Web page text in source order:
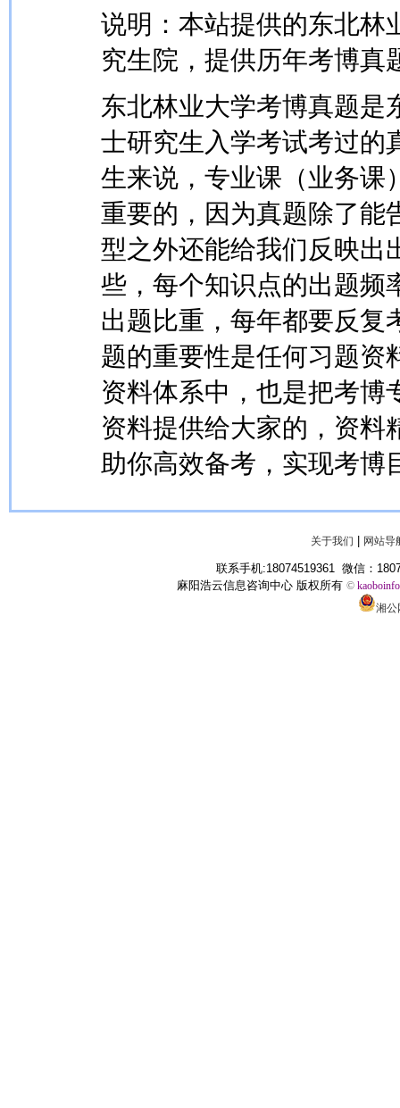
说明：本站提供的东北林
究生院，提供历年考博真
东北林业大学考博真题是
士研究生入学考试考过的
生来说，专业课（业务课
重要的，因为真题除了能
型之外还能给我们反映出
些，每个知识点的出题频
出题比重，每年都要反复
题的重要性是任何习题资
资料体系中，也是把考博
资料提供给大家的，资料
助你高效备考，实现考博
关于我们 网站导
联系手机:18074519361 微信：
麻阳浩云信息咨询中心 版权所有 ©
湘公